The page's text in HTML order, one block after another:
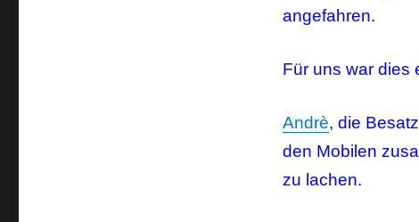
angefahren.
Für uns war dies
Andrè, die
den Mobilen
zu lachen.